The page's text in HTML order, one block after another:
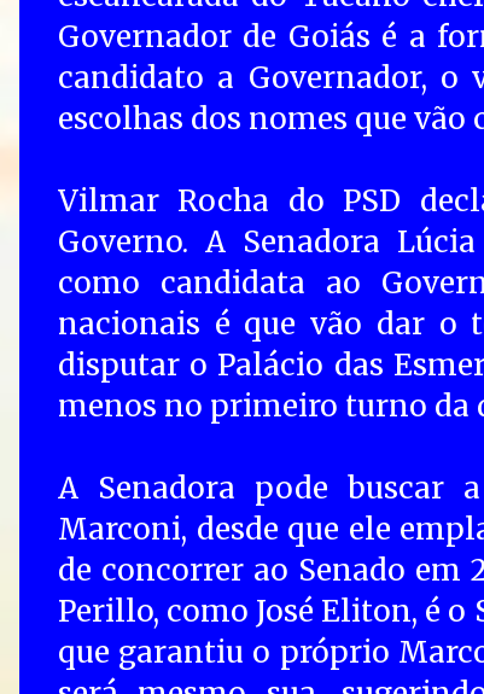
Governador de Goiás é a
candidato a Governador, o
escolhas dos nomes que
Vilmar Rocha do PSD
Governo. A Senadora
como candidata ao
nacionais é que vão dar o
disputar o Palácio das
menos no primeiro turno da
A Senadora pode buscar
Marconi, desde que ele
de concorrer ao Senado em
Perillo, como José Eliton, é
que garantiu o próprio